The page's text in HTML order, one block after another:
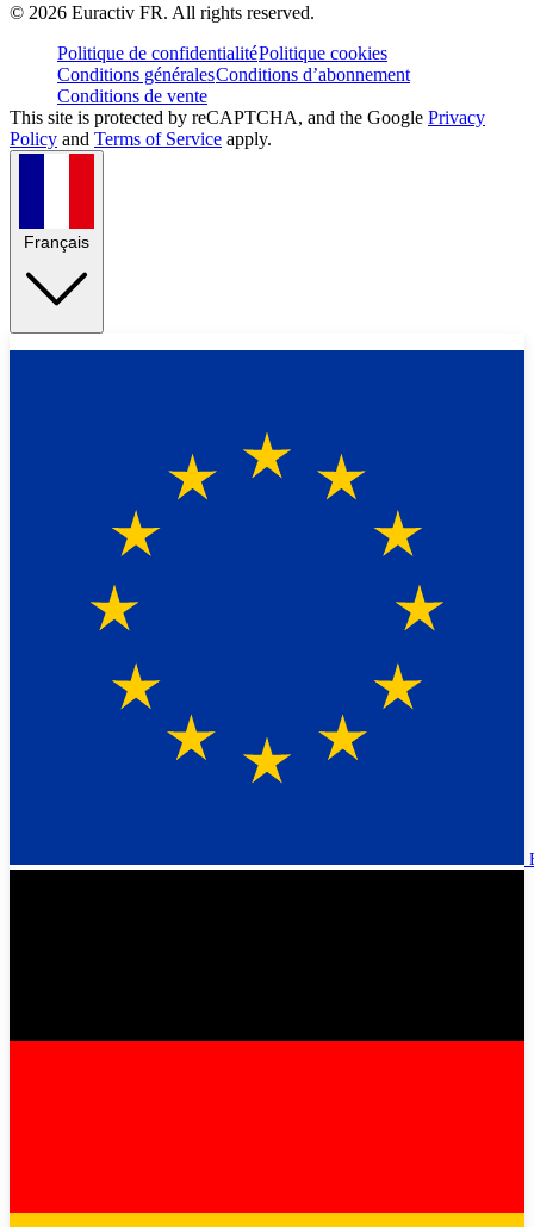
© 2026 Euractiv FR. All rights reserved.
Politique de confidentialitéPolitique cookies
Conditions généralesConditions d’abonnement
Conditions de vente
This site is protected by reCAPTCHA, and the Google Privacy
Policy and Terms of Service apply.
Français